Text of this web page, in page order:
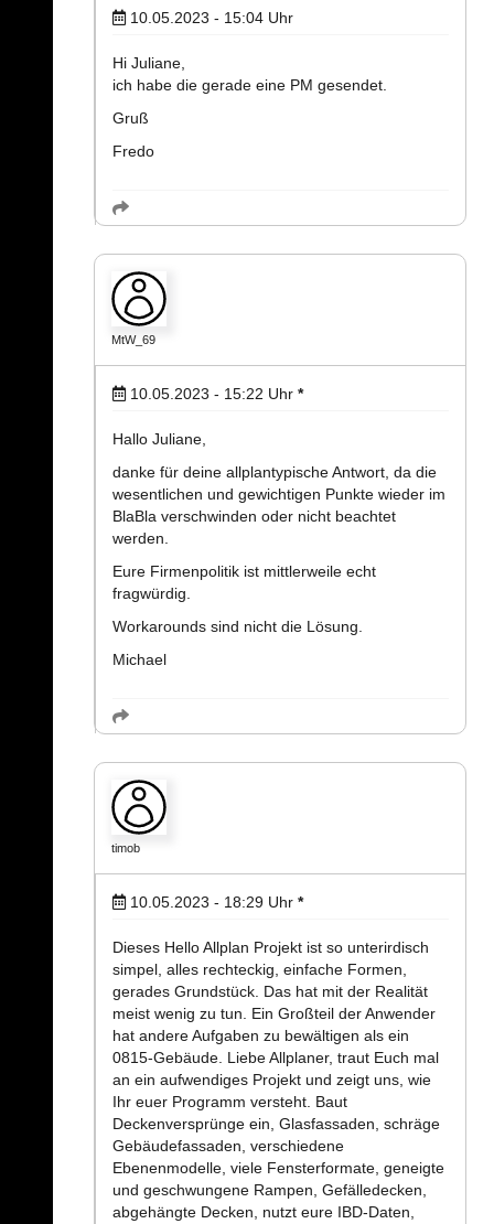
10.05.2023 - 15:04 Uhr
Hi Juliane,
ich habe die gerade eine PM gesendet.
Gruß
Fredo
MtW_69
10.05.2023 - 15:22 Uhr *
Hallo Juliane,
danke für deine allplantypische Antwort, da die
wesentlichen und gewichtigen Punkte wieder im
BlaBla verschwinden oder nicht beachtet
werden.
Eure Firmenpolitik ist mittlerweile echt
fragwürdig.
Workarounds sind nicht die Lösung.
Michael
timob
10.05.2023 - 18:29 Uhr *
Dieses Hello Allplan Projekt ist so unterirdisch
simpel, alles rechteckig, einfache Formen,
gerades Grundstück. Das hat mit der Realität
meist wenig zu tun. Ein Großteil der Anwender
hat andere Aufgaben zu bewältigen als ein
0815-Gebäude. Liebe Allplaner, traut Euch mal
an ein aufwendiges Projekt und zeigt uns, wie
Ihr euer Programm versteht. Baut
Deckenversprünge ein, Glasfassaden, schräge
Gebäudefassaden, verschiedene
Ebenenmodelle, viele Fensterformate, geneigte
und geschwungene Rampen, Gefälledecken,
abgehängte Decken, nutzt eure IBD-Daten,